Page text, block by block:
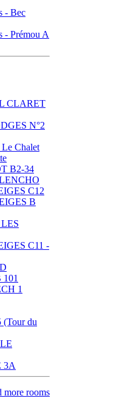
- Bec
- Prémou A
CLARET
N°2
Chalet
B2-34
C12
B
C11 -
1
du
3A
more rooms